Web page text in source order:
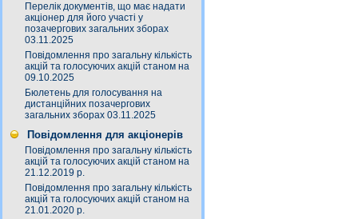
Перелік документів, що має надати
акціонер для його участі у
позачергових загальних зборах
03.11.2025
Повідомлення про загальну кількість
акцій та голосуючих акцій станом на
09.10.2025
Бюлетень для голосування на
дистанційних позачергових
загальних зборах 03.11.2025
Повідомлення для акціонерів
Повідомлення про загальну кількість
акцій та голосуючих акцій станом на
21.12.2019 р.
Повідомлення про загальну кількість
акцій та голосуючих акцій станом на
21.01.2020 р.